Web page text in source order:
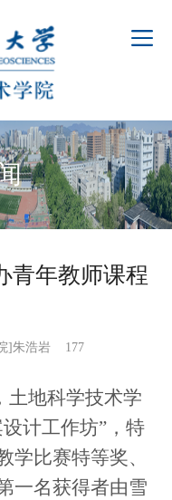
青年教师课程
]朱浩岩 177
土地科学技术学
计工作坊”，特
学比赛特等奖、
一名获得者由雪